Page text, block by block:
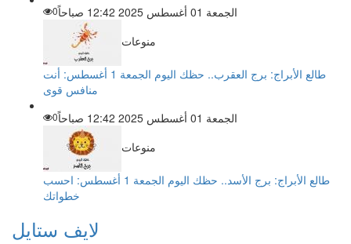
الجمعة 01 أغسطس 2025 12:42 صباحاً
0
منوعات
طالع الأبراج: برج العقرب.. حظك اليوم الجمعة 1 أغسطس: أنت
منافس قوى
الجمعة 01 أغسطس 2025 12:42 صباحاً
0
منوعات
طالع الأبراج: برج الأسد.. حظك اليوم الجمعة 1 أغسطس: احسب
خطواتك
لايف ستايل